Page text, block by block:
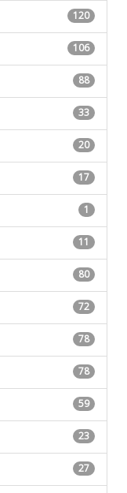
120
106
88
33
20
17
1
11
80
72
78
78
59
23
27